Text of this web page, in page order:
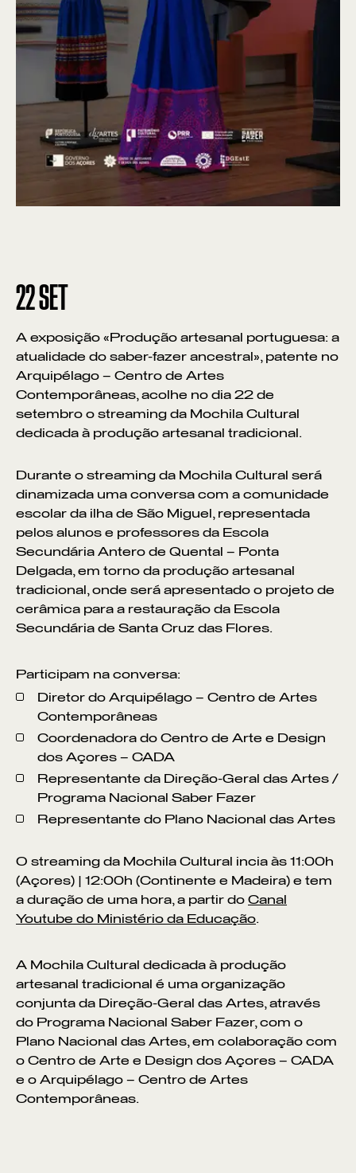
22SET
A exposição «Produção artesanal portuguesa: a
atualidade do saber-fazer ancestral», patente no
Arquipélago – Centro de Artes
Contemporâneas, acolhe no dia 22 de
setembro o streaming da Mochila Cultural
dedicada à produção artesanal tradicional.
Durante o streaming da Mochila Cultural será
dinamizada uma conversa com a comunidade
escolar da ilha de São Miguel, representada
pelos alunos e professores da Escola
Secundária Antero de Quental – Ponta
Delgada, em torno da produção artesanal
tradicional, onde será apresentado o projeto de
cerâmica para a restauração da Escola
Secundária de Santa Cruz das Flores.
Participam na conversa:
Diretor do Arquipélago – Centro de Artes
Contemporâneas
Coordenadora do Centro de Arte e Design
dos Açores – CADA
Representante da Direção-Geral das Artes /
Programa Nacional Saber Fazer
Representante do Plano Nacional das Artes
O streaming da Mochila Cultural incia às 11:00h
(Açores) | 12:00h (Continente e Madeira) e tem
a duração de uma hora, a partir do Canal
Youtube do Ministério da Educação.
A Mochila Cultural dedicada à produção
artesanal tradicional é uma organização
conjunta da Direção-Geral das Artes, através
do Programa Nacional Saber Fazer, com o
Plano Nacional das Artes, em colaboração com
o Centro de Arte e Design dos Açores – CADA
e o Arquipélago – Centro de Artes
Contemporâneas.